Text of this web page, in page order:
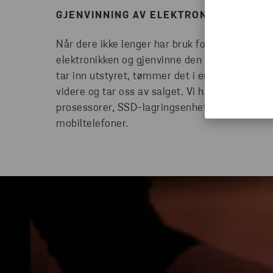
GJENVINNING AV ELEKTRONISK UTSTYR
Når dere ikke lenger har bruk for det
elektronikken og gjenvinne den på en måte
tar inn utstyret, tømmer det i en fullt sporbar
videre og tar oss av salget. Vi håndterer et
prosessorer, SSD-lagringsenheter,
mobiltelefoner.